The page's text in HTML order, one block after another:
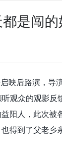
是闯
映后路演，导
观众的观影反
阳人，此次被
得到了父老乡